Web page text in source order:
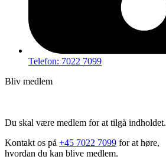
Telefon: 7022 7099
Bliv medlem
Du skal være medlem for at tilgå indholdet.
Kontakt os på +45 7022 7099 for at høre,
hvordan du kan blive medlem.